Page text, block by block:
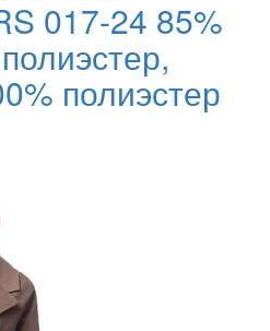
017-24 85%
полиэстер